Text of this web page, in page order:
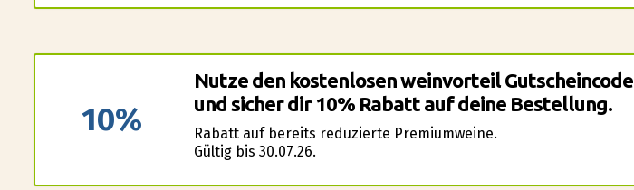
10%
Nutze den kostenlosen weinvorteil Gutscheincode
und sicher dir 10% Rabatt auf deine Bestellung.
Rabatt auf bereits reduzierte Premiumweine.
Gültig bis 30.07.26.